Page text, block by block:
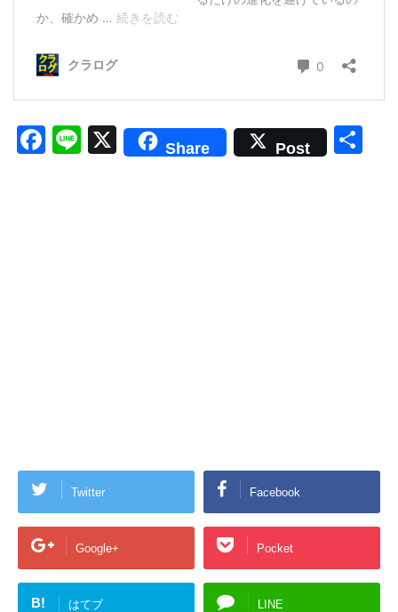
F
Li
X Share Post
Twitter Facebook
Google+ Pocket
B! はてブ LINE